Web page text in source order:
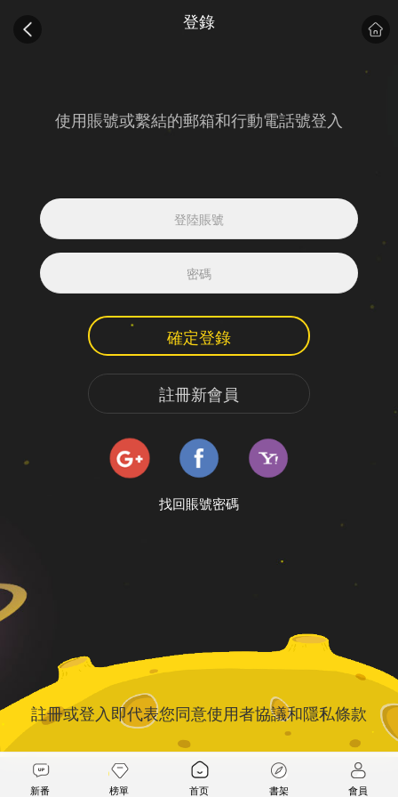
登錄
使用賬號或繫結的郵箱和行動電話號登入
確定登錄
註冊新會員
找回賬號密碼
註冊或登入即代表您同意使用者協議和隱私條款
新番 榜單 首页 書架 會員